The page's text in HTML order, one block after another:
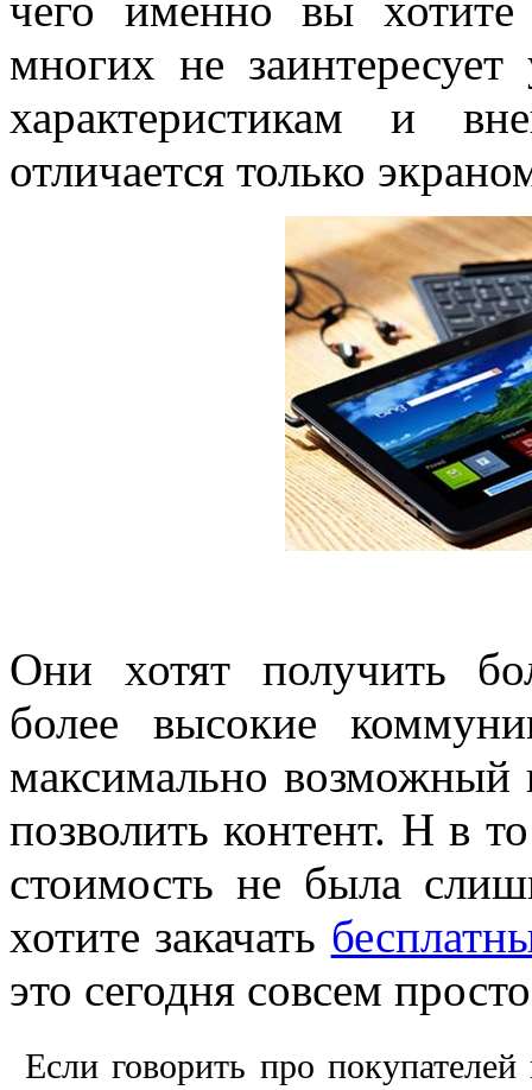
многих не
характеристикам и
отличается только
Они хотят получить
более высокие
максимально возможный
позволить контент. Н в
стоимость не была
хотите закачать
это сегодня совсем
Если говорить про